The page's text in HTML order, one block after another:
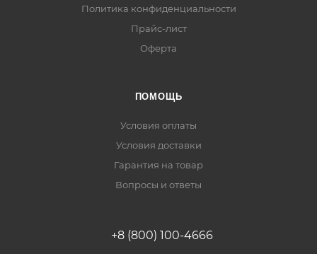
Политика конфиденциальности
Прайс-лист
Оферта
ПОМОЩЬ
Условия оплаты
Условия доставки
Гарантия на товар
Вопросы и ответы
+8 (800) 100-4666